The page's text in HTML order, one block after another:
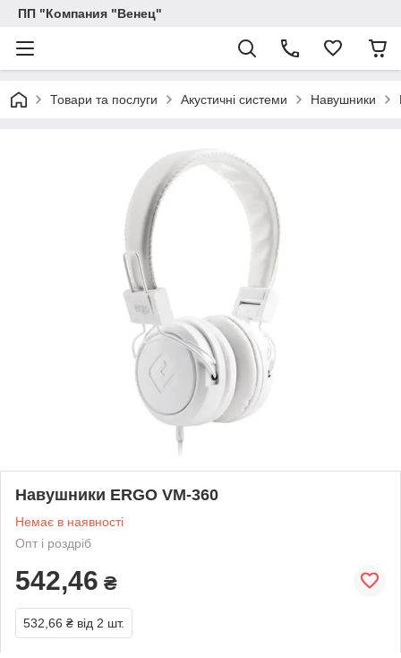
ПП "Компания "Венец"
Товари та послуги Акустичні системи Навушники
Навушники ERGO VM-360
Немає в наявності
Опт і роздріб
542,46 ₴
532,66 ₴ від 2 шт.